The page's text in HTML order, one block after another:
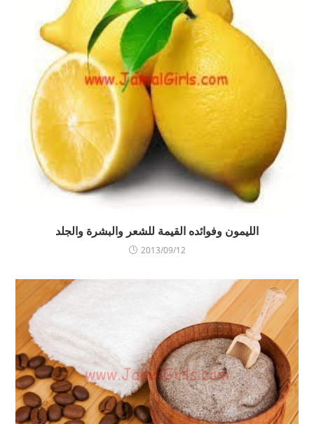
الليمون وفوائده القيمة للشعر والبشرة والجلد
2013/09/12